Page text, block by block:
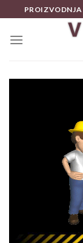
to
content
PROIZVODNJA